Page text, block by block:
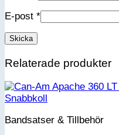
E-post *
Relaterade produkter
Snabbkoll
Bandsatser & Tillbehör